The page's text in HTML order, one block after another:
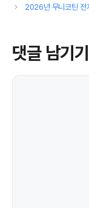
2026년 무니코틴 전
댓글 남기기
댓